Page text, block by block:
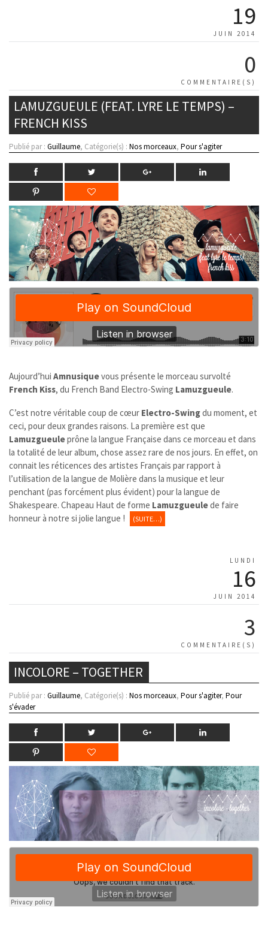
19
JUIN 2014
0
COMMENTAIRE(S)
LAMUZGUEULE (FEAT. LYRE LE TEMPS) –
FRENCH KISS
Publié par : Guillaume, Catégorie(s) : Nos morceaux, Pour s'agiter
Aujourd’hui Amnusiquevous présente le morceau survolté
French Kiss, du French Band Electro-Swing Lamuzgueule.
C’est notre véritable coup de cœur Electro-Swingdu moment, et
ceci, pour deux grandes raisons. La première est que
Lamuzgueuleprône la langue Française dans ce morceau et dans
la totalité de leur album, chose assez rare de nos jours. En effet, on
connait les réticences des artistes Français par rapport à
l’utilisation de la langue de Molière dans la musique et leur
penchant (pas forcément plus évident) pour la langue de
Shakespeare. Chapeau Haut de forme Lamuzgueulede faire
honneur à notre si jolie langue !
(SUITE…)
LUNDI
16
JUIN 2014
3
COMMENTAIRE(S)
INCOLORE – TOGETHER
Publié par : Guillaume, Catégorie(s) : Nos morceaux, Pour s'agiter, Pour
s'évader